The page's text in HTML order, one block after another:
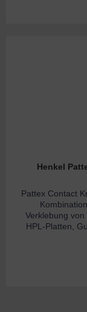
Henkel
Pattex Contact
Verklebung von
HPL-Platten,